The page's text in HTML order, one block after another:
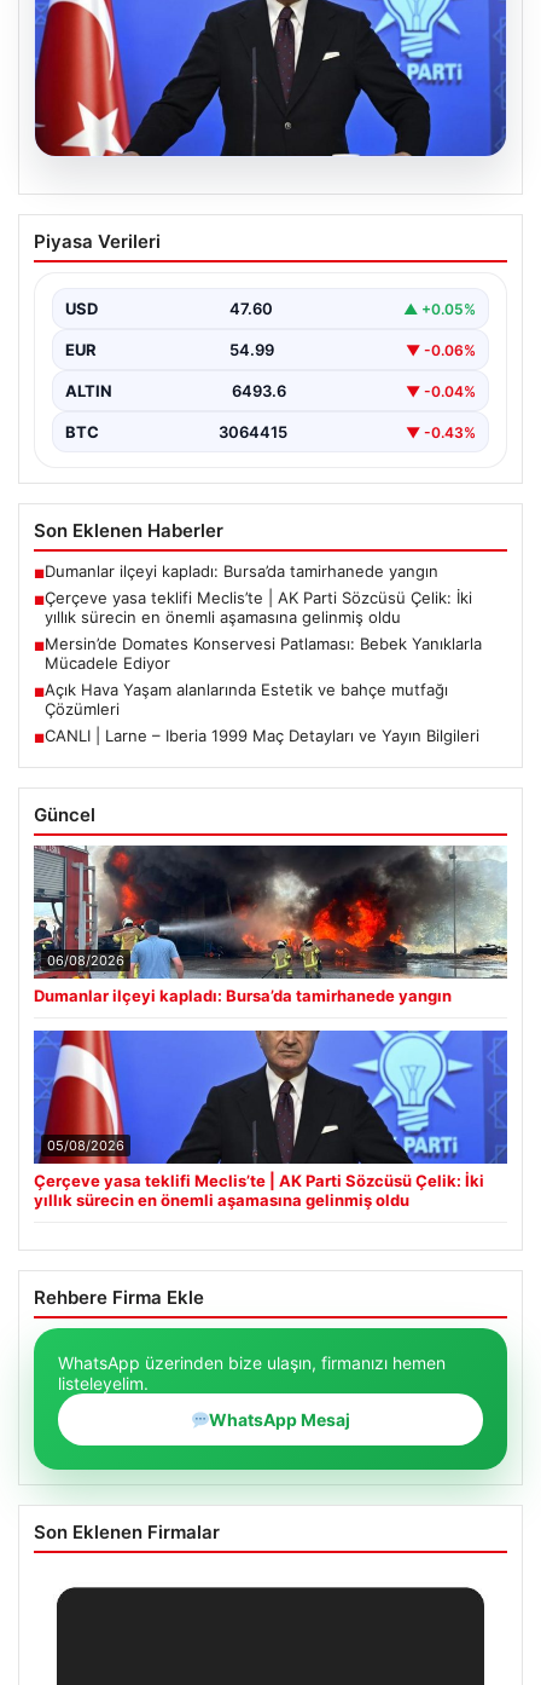
05.08.2026
Çerçeve yasa teklifi Meclis’te | AK Parti
Sözcüsü Çelik: İki yıllık sürecin en
Piyasa Verileri
USD 47.60 ▲ +0.05%
EUR 54.99 ▼ -0.06%
ALTIN 6493.6 ▼ -0.04%
BTC 3064415 ▼ -0.43%
Son Eklenen Haberler
■Dumanlar ilçeyi kapladı: Bursa’da tamirhanede yangın
■Çerçeve yasa teklifi Meclis’te | AK Parti Sözcüsü Çelik: İki
yıllık sürecin en önemli aşamasına gelinmiş oldu
■Mersin’de Domates Konservesi Patlaması: Bebek Yanıklarla
Mücadele Ediyor
■Açık Hava Yaşam alanlarında Estetik ve bahçe mutfağı
Çözümleri
■CANLI | Larne – Iberia 1999 Maç Detayları ve Yayın Bilgileri
Güncel
06/08/2026
Dumanlar ilçeyi kapladı: Bursa’da tamirhanede yangın
05/08/2026
Çerçeve yasa teklifi Meclis’te | AK Parti Sözcüsü Çelik: İki
yıllık sürecin en önemli aşamasına gelinmiş oldu
Rehbere Firma Ekle
WhatsApp üzerinden bize ulaşın, firmanızı hemen
listeleyelim.
WhatsApp Mesaj
Son Eklenen Firmalar